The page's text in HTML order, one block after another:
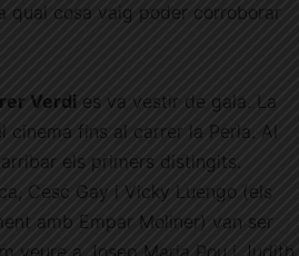
qual cosa vaig poder corroborar
Verdi es va vestir de gala. La
cinema fins al carrer la Perla. Al
els primers distingits.
Cesc Gay i Vicky Luengo (els
amb Empar Moliner) van ser